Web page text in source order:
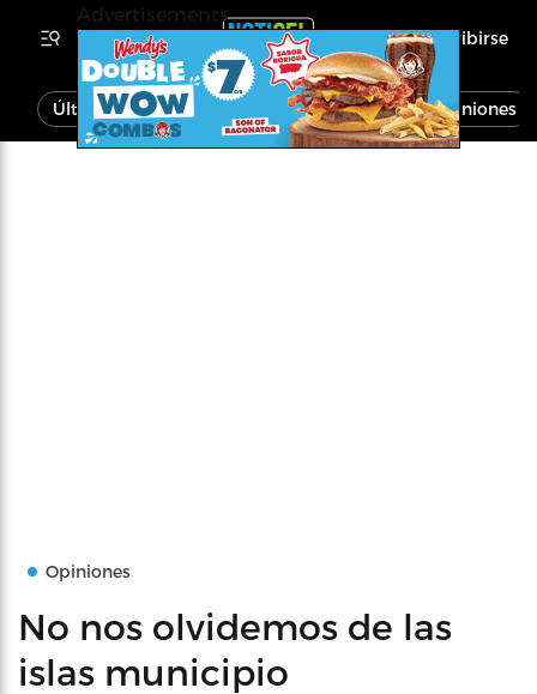
Inscribirse
Última Hora Noticias Economía Opiniones
Opiniones
No nos olvidemos de las
islas municipio
Advertisements